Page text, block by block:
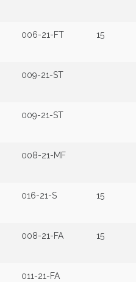
006-21-FT 15
009-21-ST
009-21-ST
008-21-MF
016-21-S 15
008-21-FA 15
011-21-FA